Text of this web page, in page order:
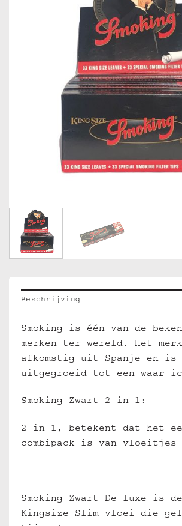
Beschrijving
Smoking is één van de
merken ter wereld. Het
afkomstig uit Spanje en is
uitgegroeid tot een waar
Smoking Zwart 2 in 1:
2 in 1, betekent dat het
combipack is van
Smoking Zwart De luxe is
Kingsize Slim vloei die